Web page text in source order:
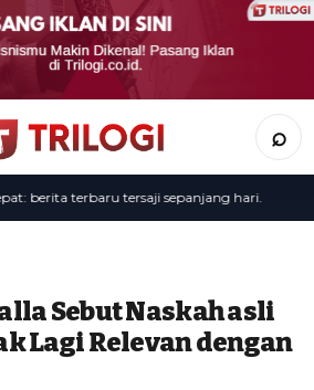
⌕
berita terbaru tersaji sepanjang hari.
Sebut Naskah asli
Lagi Relevan dengan